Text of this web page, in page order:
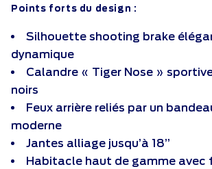
Points forts du design :
Silhouette shooting brake
dynamique
Calandre « Tiger Nose »
noirs
Feux arrière reliés par un
moderne
Jantes alliage jusqu’à 18’’
Habitacle haut de gamme avec